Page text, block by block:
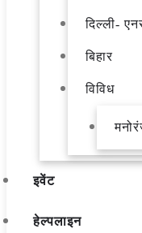
दिल्ली-
बिहार
विविध
इवेंट
हेल्पलाइन